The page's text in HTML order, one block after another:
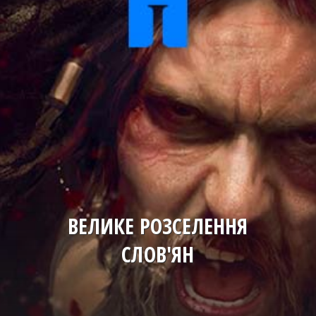
ВЕЛИКЕ РОЗСЕЛЕННЯ
СЛОВ'ЯН